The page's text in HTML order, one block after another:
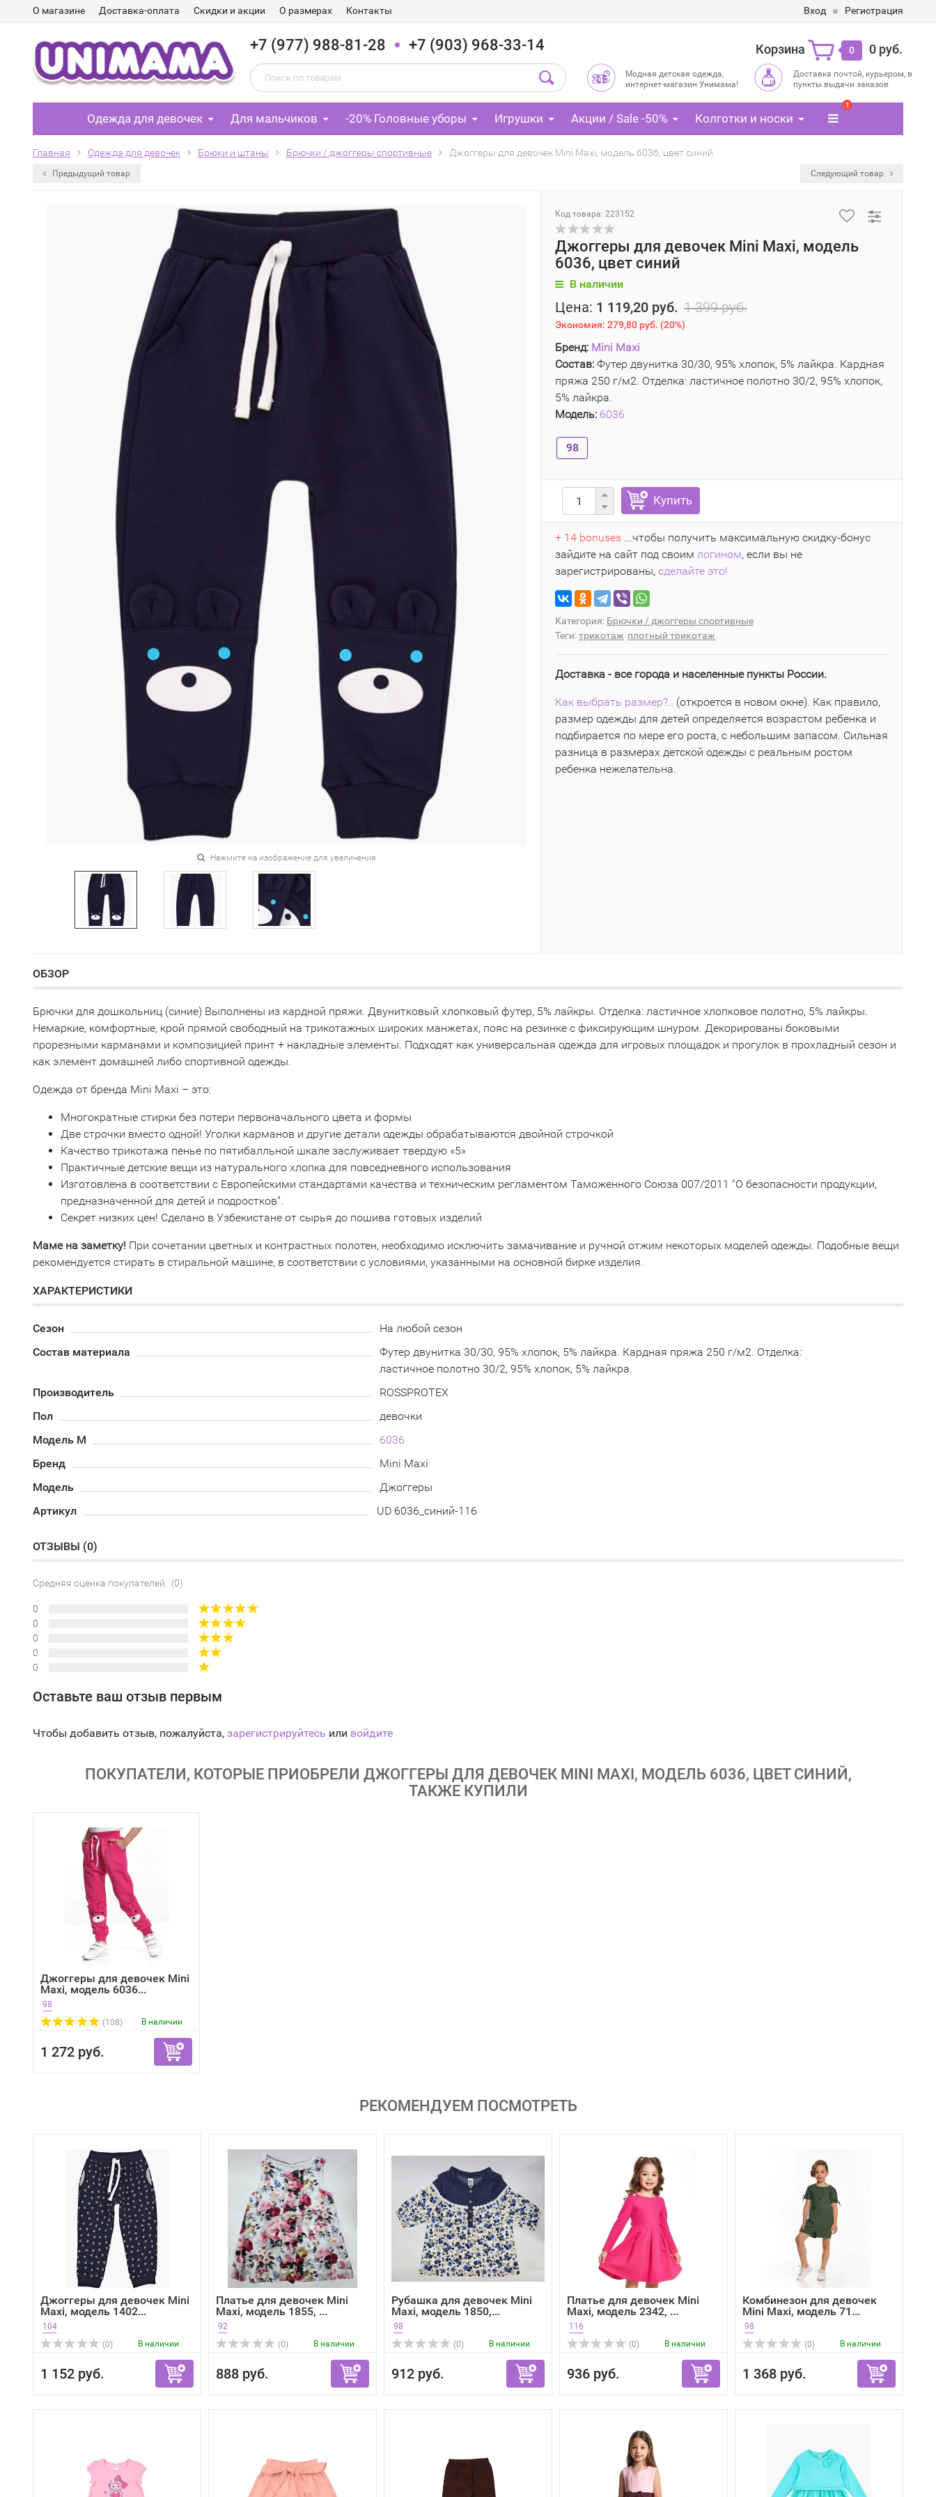
О магазине Доставка-оплата Скидки и акции О размерах Контакты Вход Регистрация
+7 (977) 988-81-28 +7 (903) 968-33-14 Корзина 0 0 руб.
Модная детская одежда,
интернет-магазин Унимама!
Доставка почтой, курьером, в
пункты выдачи заказов
Одежда для девочек Для мальчиков -20% Головные уборы Игрушки Акции / Sale -50% Колготки и носки
1
Главная Одежда для девочек Брюки и штаны Брючки / джоггеры спортивные Джоггеры для девочек Mini Maxi, модель 6036, цвет синий
Предыдущий товар Следующий товар
Нажмите на изображение для увеличения
Код товара: 223152
Джоггеры для девочек Mini Maxi, модель
6036, цвет синий
В наличии
Цена: 1 119,20 руб. 1 399 руб.
Экономия: 279,80 руб. (20%)
Бренд: Mini Maxi
Состав: Футер двунитка 30/30, 95% хлопок, 5% лайкра. Кардная
пряжа 250 г/м2. Отделка: ластичное полотно 30/2, 95% хлопок,
5% лайкра.
Модель: 6036
98
Купить
+ 14 bonuses ...чтобы получить максимальную скидку-бонус
зайдите на сайт под своим логином, если вы не
зарегистрированы, сделайте это!
Категория: Брючки / джоггеры спортивные
Теги:трикотаж плотный трикотаж
Доставка - все города и населенные пункты России.
Как выбрать размер?.. (откроется в новом окне). Как правило,
размер одежды для детей определяется возрастом ребенка и
подбирается по мере его роста, с небольшим запасом. Сильная
разница в размерах детской одежды с реальным ростом
ребенка нежелательна.
ОБЗОР
Брючки для дошкольниц (синие) Выполнены из кардной пряжи. Двунитковый хлопковый футер, 5% лайкры. Отделка: ластичное хлопковое полотно, 5% лайкры.
Немаркие, комфортные, крой прямой свободный на трикотажных широких манжетах, пояс на резинке с фиксирующим шнуром. Декорированы боковыми
прорезными карманами и композицией принт + накладные элементы. Подходят как универсальная одежда для игровых площадок и прогулок в прохладный сезон и
как элемент домашней либо спортивной одежды.
Одежда от бренда Mini Maxi – это:
Многократные стирки без потери первоначального цвета и формы
Две строчки вместо одной! Уголки карманов и другие детали одежды обрабатываются двойной строчкой
Качество трикотажа пенье по пятибалльной шкале заслуживает твердую «5»
Практичные детские вещи из натурального хлопка для повседневного использования
Изготовлена в соответствии с Европейскими стандартами качества и техническим регламентом Таможенного Союза 007/2011 "О безопасности продукции,
предназначенной для детей и подростков".
Секрет низких цен! Сделано в Узбекистане от сырья до пошива готовых изделий
Маме на заметку! При сочетании цветных и контрастных полотен, необходимо исключить замачивание и ручной отжим некоторых моделей одежды. Подобные вещи
рекомендуется стирать в стиральной машине, в соответствии с условиями, указанными на основной бирке изделия.
ХАРАКТЕРИСТИКИ
Сезон
На любой сезон
Состав материала
Футер двунитка 30/30, 95% хлопок, 5% лайкра. Кардная пряжа 250 г/м2. Отделка:
ластичное полотно 30/2, 95% хлопок, 5% лайкра.
Производитель
ROSSPROTEX
Пол
девочки
Модель М
6036
Бренд
Mini Maxi
Модель
Джоггеры
Артикул
UD 6036_синий-116
ОТЗЫВЫ (0)
Средняя оценка покупателей: (0)
0
0
0
0
0
Оставьте ваш отзыв первым
Чтобы добавить отзыв, пожалуйста, зарегистрируйтесь или войдите
ПОКУПАТЕЛИ, КОТОРЫЕ ПРИОБРЕЛИ ДЖОГГЕРЫ ДЛЯ ДЕВОЧЕК MINI MAXI, МОДЕЛЬ 6036, ЦВЕТ СИНИЙ,
ТАКЖЕ КУПИЛИ
Джоггеры для девочек Mini
Maxi, модель 6036...
98
(108)
В наличии
1 272 руб.
РЕКОМЕНДУЕМ ПОСМОТРЕТЬ
Джоггеры для девочек Mini
Maxi, модель 1402...
104
(0)
В наличии
1 152 руб.
Платье для девочек Mini
Maxi, модель 1855, ...
92
(0)
В наличии
888 руб.
Рубашка для девочек Mini
Maxi, модель 1850,...
98
(0)
В наличии
912 руб.
Платье для девочек Mini
Maxi, модель 2342, ...
116
(0)
В наличии
936 руб.
Комбинезон для девочек
Mini Maxi, модель 71...
98
(0)
В наличии
1 368 руб.